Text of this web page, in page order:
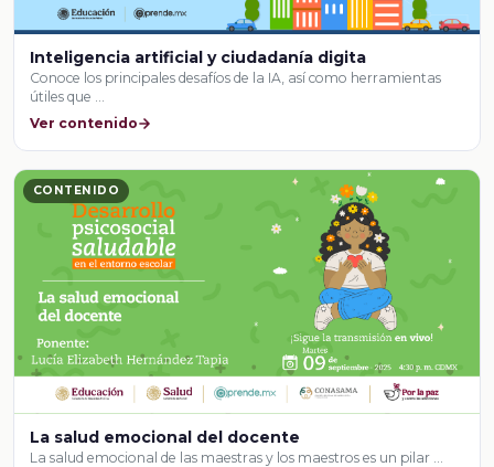
Inteligencia artificial y ciudadanía digita
Conoce los principales desafíos de la IA, así como herramientas
útiles que …
Ver contenido
CONTENIDO
La salud emocional del docente
La salud emocional de las maestras y los maestros es un pilar …